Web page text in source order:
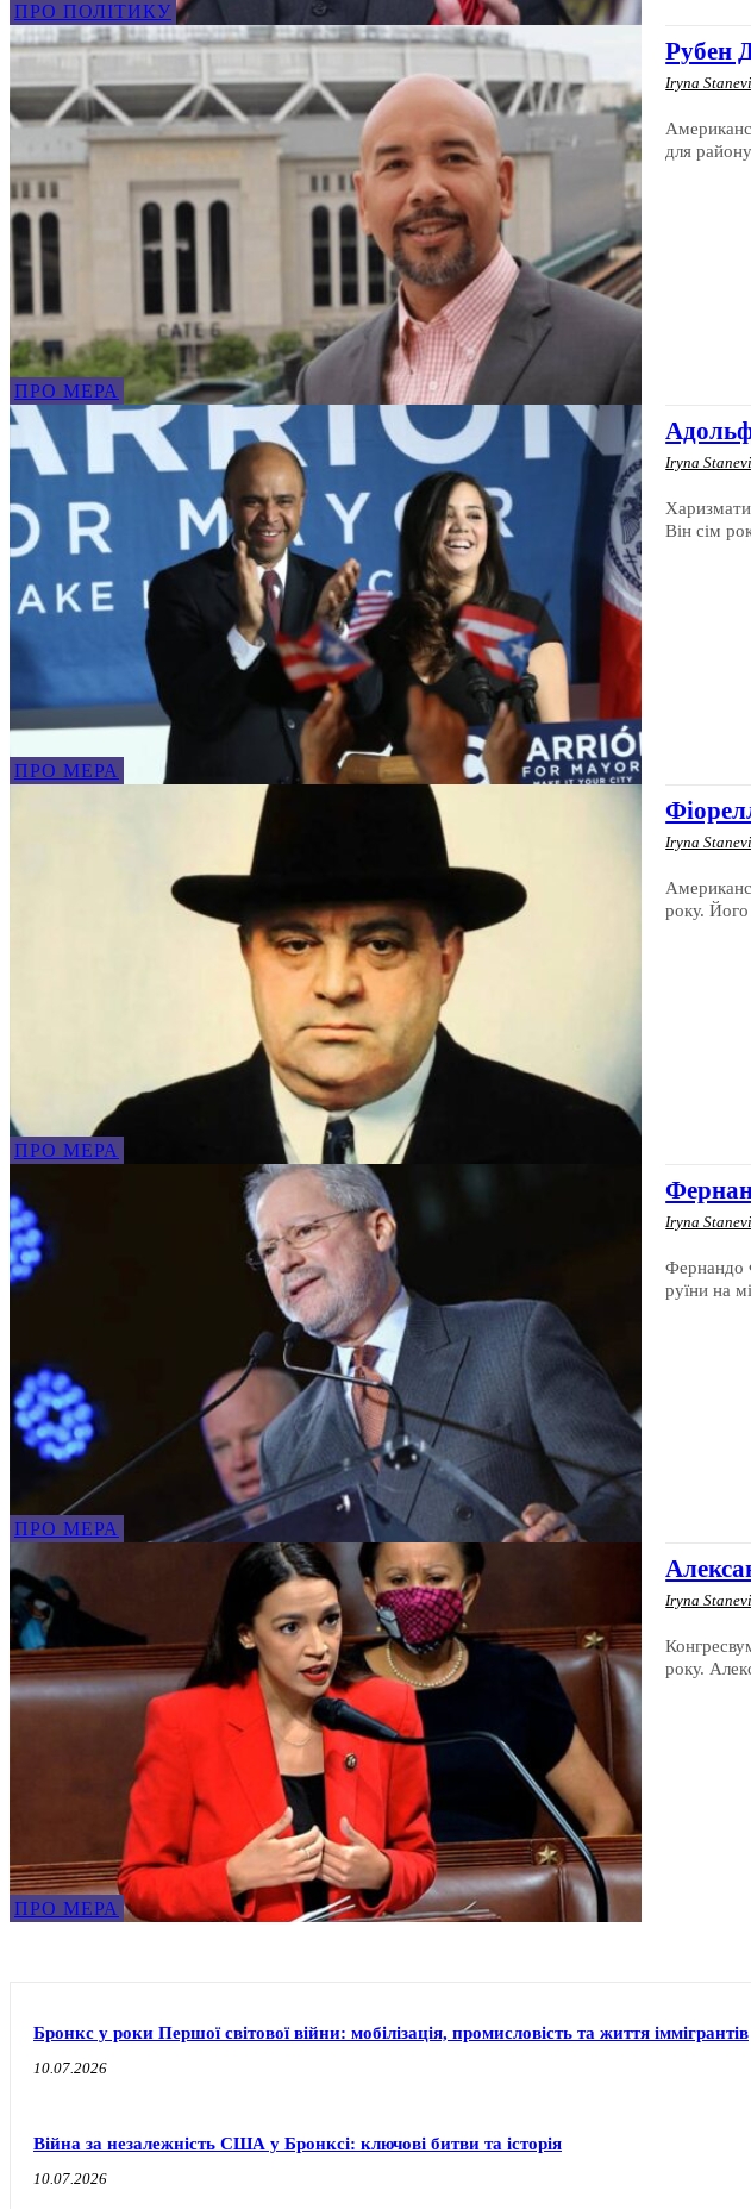
ПРО ПОЛІТИКУ
ПРО МЕРА
Рубен
Iryna
для
ПРО МЕРА
Iryna
Він сім
ПРО МЕРА
Iryna
року. Його
ПРО МЕРА
Iryna
Фернандо
руїни на
ПРО МЕРА
Iryna
року.
Бронкс у роки Першої світової війни: мобілізація, промисловість та життя іммігрантів
10.07.2026
Війна за незалежність США у Бронксі: ключові битви та історія
10.07.2026